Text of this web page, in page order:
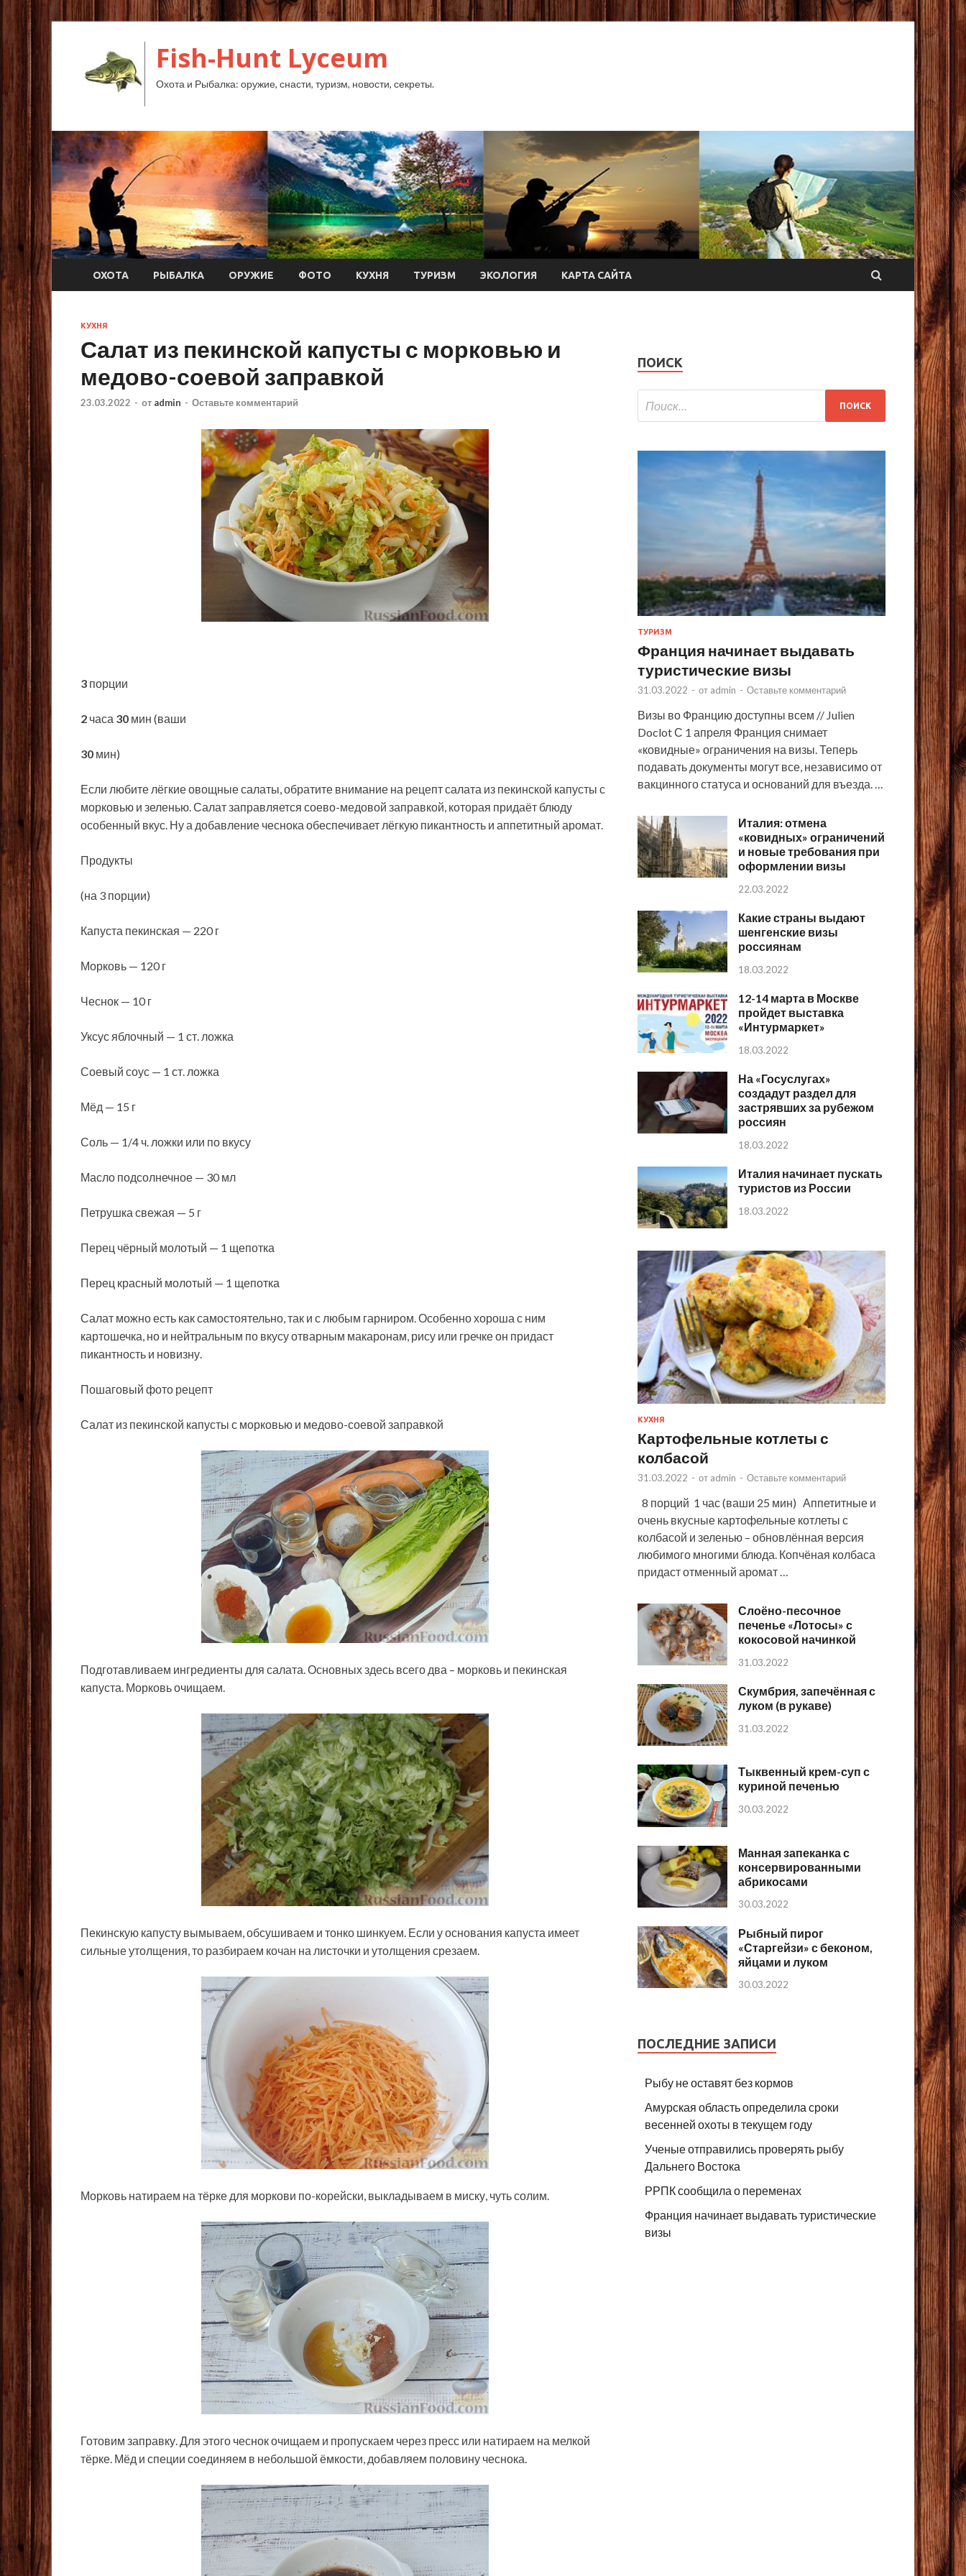
Fish-Hunt Lyceum
Охота и Рыбалка: оружие, снасти, туризм, новости, секреты.
ОХОТА РЫБАЛКА ОРУЖИЕ ФОТО КУХНЯ ТУРИЗМ ЭКОЛОГИЯ КАРТА САЙТА
КУХНЯ
Салат из пекинской капусты с морковью и
медово-соевой заправкой
23.03.2022 - от admin - Оставьте комментарий
3 порции
2 часа 30 мин (ваши
30 мин)
Если любите лёгкие овощные салаты, обратите внимание на рецепт салата из пекинской капусты с
морковью и зеленью. Салат заправляется соево-медовой заправкой, которая придаёт блюду
особенный вкус. Ну а добавление чеснока обеспечивает лёгкую пикантность и аппетитный аромат.
Продукты
(на 3 порции)
Капуста пекинская — 220 г
Морковь — 120 г
Чеснок — 10 г
Уксус яблочный — 1 ст. ложка
Соевый соус — 1 ст. ложка
Мёд — 15 г
Соль — 1/4 ч. ложки или по вкусу
Масло подсолнечное — 30 мл
Петрушка свежая — 5 г
Перец чёрный молотый — 1 щепотка
Перец красный молотый — 1 щепотка
Салат можно есть как самостоятельно, так и с любым гарниром. Особенно хороша с ним
картошечка, но и нейтральным по вкусу отварным макаронам, рису или гречке он придаст
пикантность и новизну.
Пошаговый фото рецепт
Салат из пекинской капусты с морковью и медово-соевой заправкой
Подготавливаем ингредиенты для салата. Основных здесь всего два – морковь и пекинская
капуста. Морковь очищаем.
Пекинскую капусту вымываем, обсушиваем и тонко шинкуем. Если у основания капуста имеет
сильные утолщения, то разбираем кочан на листочки и утолщения срезаем.
Морковь натираем на тёрке для моркови по-корейски, выкладываем в миску, чуть солим.
Готовим заправку. Для этого чеснок очищаем и пропускаем через пресс или натираем на мелкой
тёрке. Мёд и специи соединяем в небольшой ёмкости, добавляем половину чеснока.
ПОИСК
ТУРИЗМ
Франция начинает выдавать
туристические визы
31.03.2022 - от admin - Оставьте комментарий
Визы во Францию доступны всем // Julien
Doclot С 1 апреля Франция снимает
«ковидные» ограничения на визы. Теперь
подавать документы могут все, независимо от
вакцинного статуса и оснований для въезда. …
Италия: отмена
«ковидных» ограничений
и новые требования при
оформлении визы
22.03.2022
Какие страны выдают
шенгенские визы
россиянам
18.03.2022
12-14 марта в Москве
пройдет выставка
«Интурмаркет»
18.03.2022
На «Госуслугах»
создадут раздел для
застрявших за рубежом
россиян
18.03.2022
Италия начинает пускать
туристов из России
18.03.2022
КУХНЯ
Картофельные котлеты с
колбасой
31.03.2022 - от admin - Оставьте комментарий
8 порций 1 час (ваши 25 мин) Аппетитные и
очень вкусные картофельные котлеты с
колбасой и зеленью – обновлённая версия
любимого многими блюда. Копчёная колбаса
придаст отменный аромат …
Слоёно-песочное
печенье «Лотосы» с
кокосовой начинкой
31.03.2022
Скумбрия, запечённая с
луком (в рукаве)
31.03.2022
Тыквенный крем-суп с
куриной печенью
30.03.2022
Манная запеканка с
консервированными
абрикосами
30.03.2022
Рыбный пирог
«Старгейзи» с беконом,
яйцами и луком
30.03.2022
ПОСЛЕДНИЕ ЗАПИСИ
Рыбу не оставят без кормов
Амурская область определила сроки
весенней охоты в текущем году
Ученые отправились проверять рыбу
Дальнего Востока
РРПК сообщила о переменах
Франция начинает выдавать туристические
визы